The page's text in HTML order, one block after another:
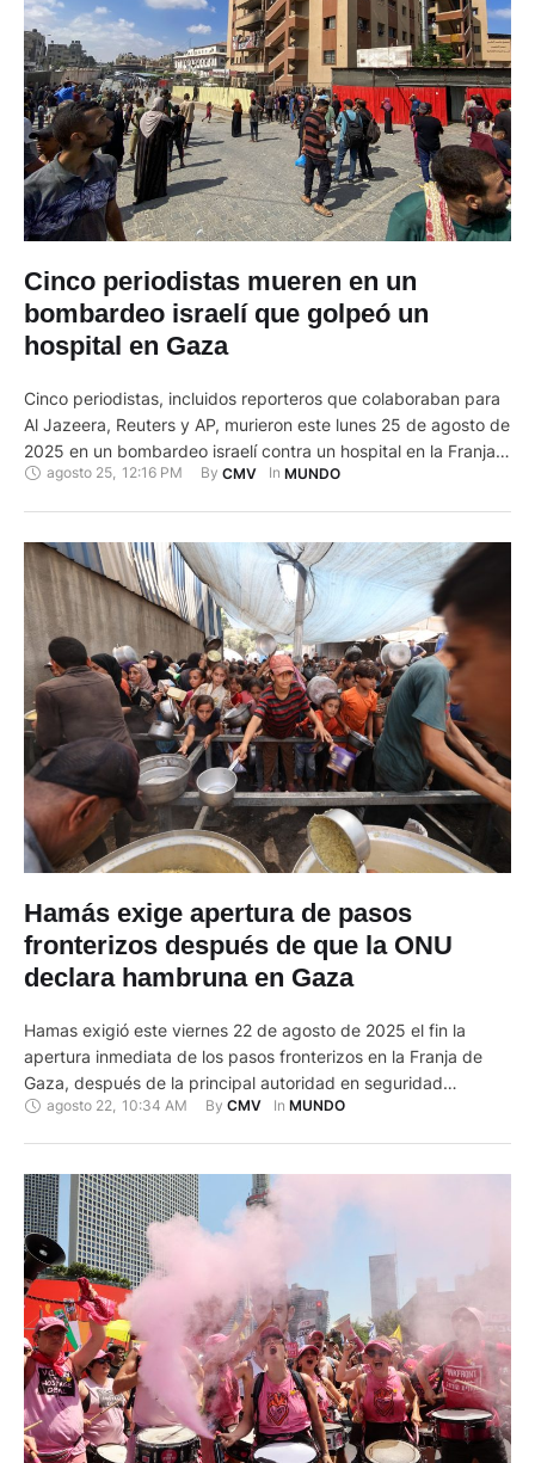
Cinco periodistas mueren en un
bombardeo israelí que golpeó un
hospital en Gaza
Cinco periodistas, incluidos reporteros que colaboraban para
Al Jazeera, Reuters y AP, murieron este lunes 25 de agosto de
2025 en un bombardeo israelí contra un hospital en la Franja
de Gaza que dejó 20 fallecidos, informó la Defensa Civil del
agosto 25, 12:16 PM By CMV In MUNDO
Hamás exige apertura de pasos
fronterizos después de que la ONU
declara hambruna en Gaza
Hamas exigió este viernes 22 de agosto de 2025 el fin la
apertura inmediata de los pasos fronterizos en la Franja de
Gaza, después de la principal autoridad en seguridad
alimentaria respaldada por la ONU declarara que hay
…
agosto 22 10:34 AM By CMV In MUNDO